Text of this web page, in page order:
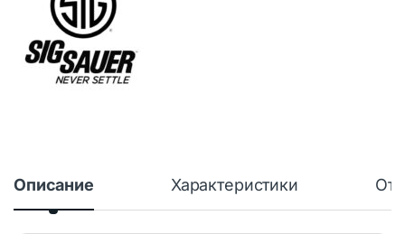
Описание Характеристики